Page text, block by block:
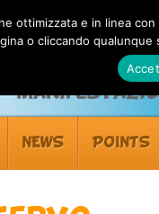
NEWS POINTS
ottimizzata e in linea
o cliccando